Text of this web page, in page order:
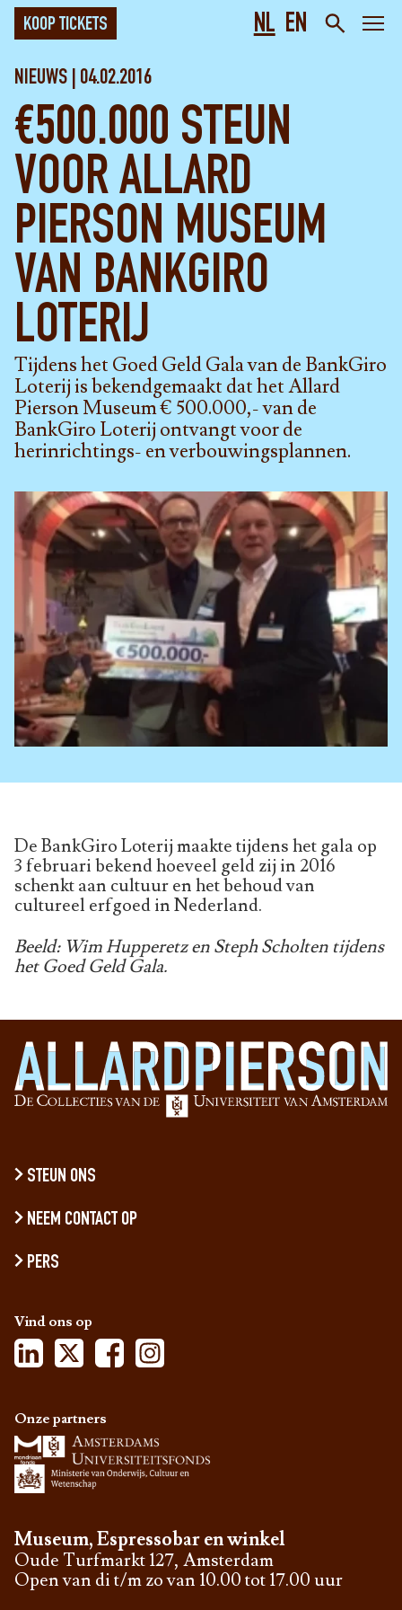
NL EN
KOOP TICKETS
NIEUWS | 04.02.2016
€500.000 STEUN
VOOR ALLARD
PIERSON MUSEUM
VAN BANKGIRO
LOTERIJ
Tijdens het Goed Geld Gala van de BankGiro
Loterij is bekendgemaakt dat het Allard
Pierson Museum € 500.000,- van de
BankGiro Loterij ontvangt voor de
herinrichtings- en verbouwingsplannen.
De BankGiro Loterij maakte tijdens het gala op
3 februari bekend hoeveel geld zij in 2016
schenkt aan cultuur en het behoud van
cultureel erfgoed in Nederland.
Beeld: Wim Hupperetz en Steph Scholten tijdens
het Goed Geld Gala.
STEUN ONS
NEEM CONTACT OP
PERS
Vind ons op
Museum, Espressobar en winkel
Oude Turfmarkt 127, Amsterdam
Open van di t/m zo van 10.00 tot 17.00 uur
Onze partners